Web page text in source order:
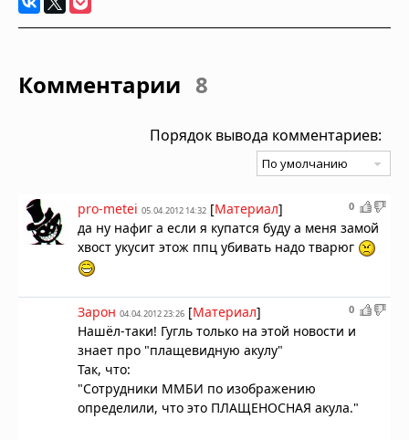
Комментарии 8
Порядок вывода комментариев:
0
pro-metei 05.04.2012 14:32 [Материал]
да ну нафиг а если я купатся буду а меня замой
хвост укусит этож ппц убивать надо тварюг
0
Зарон 04.04.2012 23:26 [Материал]
Нашёл-таки! Гугль только на этой новости и
знает про "плащевидную акулу"
Так, что:
"Сотрудники ММБИ по изображению
определили, что это ПЛАЩЕНОСНАЯ акула."